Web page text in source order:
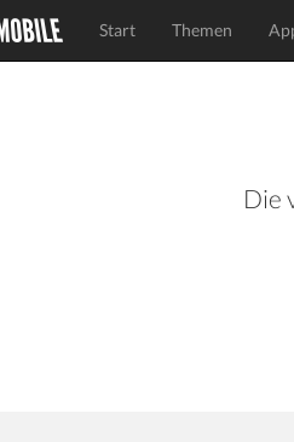
Start Themen
Die